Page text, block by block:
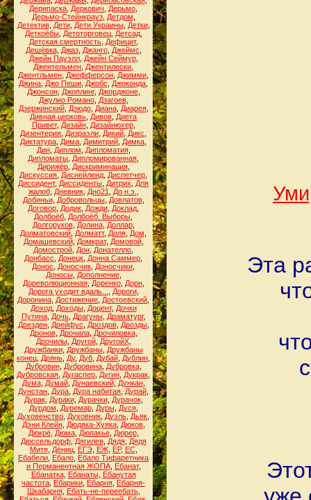
Дерипаска Деркович Дерьмо
Дерьмо-Стейнкрауз, Детдом
Детектив, Дети, Дети Украины, Детки,
Деткоёбы, Детоторговец, Детсад,
Детская смертность, Дефицит,
Дешёвка, Джаз, Джанго, Джеймс
Джейн Пауэлл, Джейн Сеймур,
Джентельмен Джентилески
Джентльмен Джефферсон Джимми
Джина Джо Пеши Джобс Джоконда
Джонсон, Джоплинг, Джорджоне,
Джулио Романо, Дзагоев,
Дзержинский, Дзюдо, Диана, Диарея,
Дивная церковь Дивов Диета
Привет, Дизайн, Дизайнюхер,
Дизентерия Дизраэли Дикий Дикс
Диктатура Дима Димитрий Димка
Дин, Диплом Дипломатия,
Дипломаты Дипломированная
Дирижёр, Дискриминация,
Дискуссия Диснейленд Диспетчер
Диссидент, Диссиденты Дитрих
Для
жалоб, Дневник, Дно21 До н.э.
Добиньи, Добровольцы, Довлатов,
Договор Додик Дожди Доклад
Долбоёб Долбоёб. Выборы
Долгоруков, Долина, Доллар,
Долматовский Долматт, Доля Дом
Домашевский, Домкрат, Домовой,
Домострой Дон Донателло
Донбасс
Донецк Донна Саммер
Донос
Доносчик Доносчики
Доносы, Дополнение,
Дореволюционная, Доренко, Дорн,
Дорога уходит вдаль...
Дороги,
Доронина Достижение Достоевский
Доход, Доходы, Доцент, Дочки
Путина, Дочь, Драгуны, Драматург,
Дрезден, Дрейфус Дроздов, Дрозды,
Дронов, Дрочила, Дрочиловка,
Дрочилы, Другой, ДругойХ,
Дружбанки, Дружбаны, Дружбаны
конец Дрянь Ду, Дуб Дубай Дублин
Дубровин, Дубровина, Дубровка,
Дубровская Дугаспер Дугин Дукрак
Дума, Думай, Дунаевский, Дункан,
Дунстан Дура Дура набитая Дурай
Дурак, Дураки, Дурачки, Дурачок,
Дурдом
Дуремар, Дуры, Дуся,
Духовенство Духовник Дуэль Дьяк
Дэни Клейн, Дюдяка-Хуяка, Дюков,
Дюкрё, Дюма, Дюпакье, Дюрер,
Дюссельдорф, Дягилев, Дядя, Дядя
Митя, Дёниц, ЕГЭ, ЕЖ, ЕР, ЕС,
Ебабели Ебало Ебало Тифаретника
и Перманентная ЖОПА, Ебанат,
Ебанатка, Ебанаты, Ебанутая
частота Ебарики Ебарня Ебарня-
Шкабарня, Ебать-не-переебать,
Эта